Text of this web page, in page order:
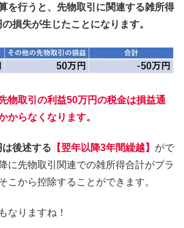
を行うと、先物取引に関連する雑所得
損失が生じたことになります。
物取引の利益50万円の税金は損益通
からなくなります。
後述する 【翌年以降3年間繰越】 がで
に先物取引関連での雑所得合計がプラ
こから控除することができます。
なりますね！